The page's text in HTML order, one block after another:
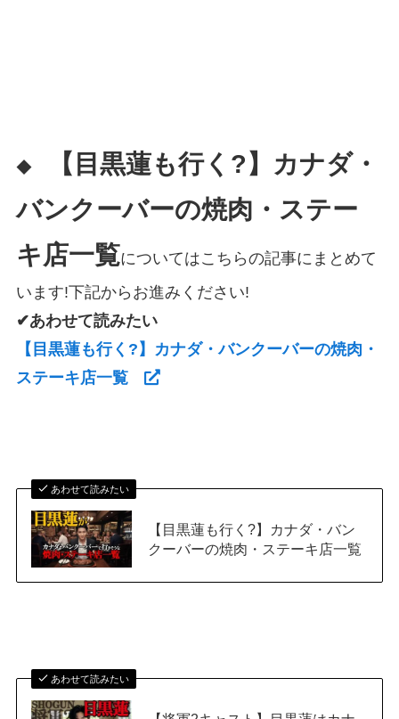
◆
【目黒蓮も行く?】カナダ・
バンクーバーの焼肉・ステー
キ店一覧についてはこちらの記事にまとめて
います!下記からお進みください!
✔あわせて読みたい
【目黒蓮も行く?】カナダ・バンクーバーの焼肉・
ステーキ店一覧
あわせて読みたい
【目黒蓮も行く?】カナダ・バン
クーバーの焼肉・ステーキ店一覧
あわせて読みたい